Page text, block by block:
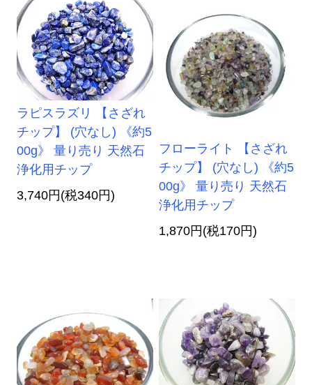
ラピスラズリ 【さざれ
チップ】 (穴なし) 《約5
00g》 量り売り 天然石
浄化用チップ
3,740円(税340円)
フローライト 【さざれ
チップ】 (穴なし) 《約5
00g》 量り売り 天然石
浄化用チップ
1,870円(税170円)